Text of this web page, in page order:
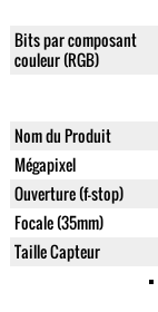
Bits par composant
couleur (RGB)
Nom du Produit
Mégapixel
Ouverture (f-stop)
Focale (35mm)
Taille Capteur